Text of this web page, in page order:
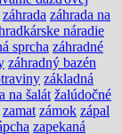
záhrada záhrada na
náradie
sprcha záhradné
záhradný bazén
základná
na šalát žalúdočné
zamat zámok zápal
zapekaná